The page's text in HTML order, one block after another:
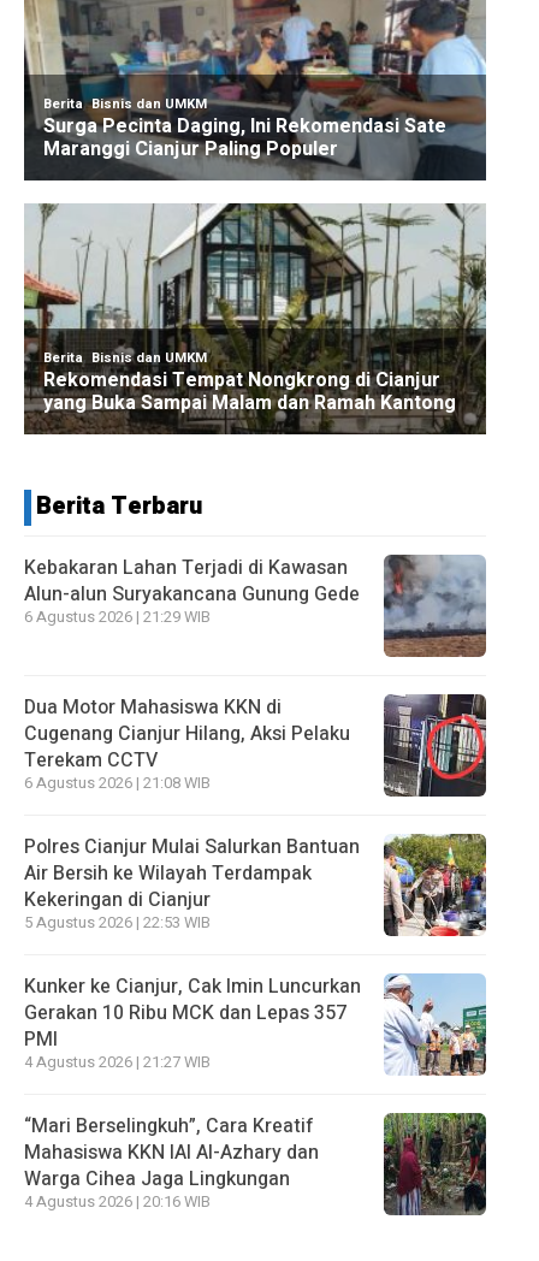
Berita Terbaru
Kebakaran Lahan Terjadi di Kawasan
Alun-alun Suryakancana Gunung Gede
6 Agustus 2026 | 21:29 WIB
Dua Motor Mahasiswa KKN di
Cugenang Cianjur Hilang, Aksi Pelaku
Terekam CCTV
6 Agustus 2026 | 21:08 WIB
Polres Cianjur Mulai Salurkan Bantuan
Air Bersih ke Wilayah Terdampak
Kekeringan di Cianjur
5 Agustus 2026 | 22:53 WIB
Kunker ke Cianjur, Cak Imin Luncurkan
Gerakan 10 Ribu MCK dan Lepas 357
PMI
4 Agustus 2026 | 21:27 WIB
“Mari Berselingkuh”, Cara Kreatif
Mahasiswa KKN IAI Al-Azhary dan
Warga Cihea Jaga Lingkungan
4 Agustus 2026 | 20:16 WIB